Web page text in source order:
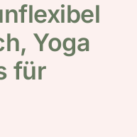
Yoga
für